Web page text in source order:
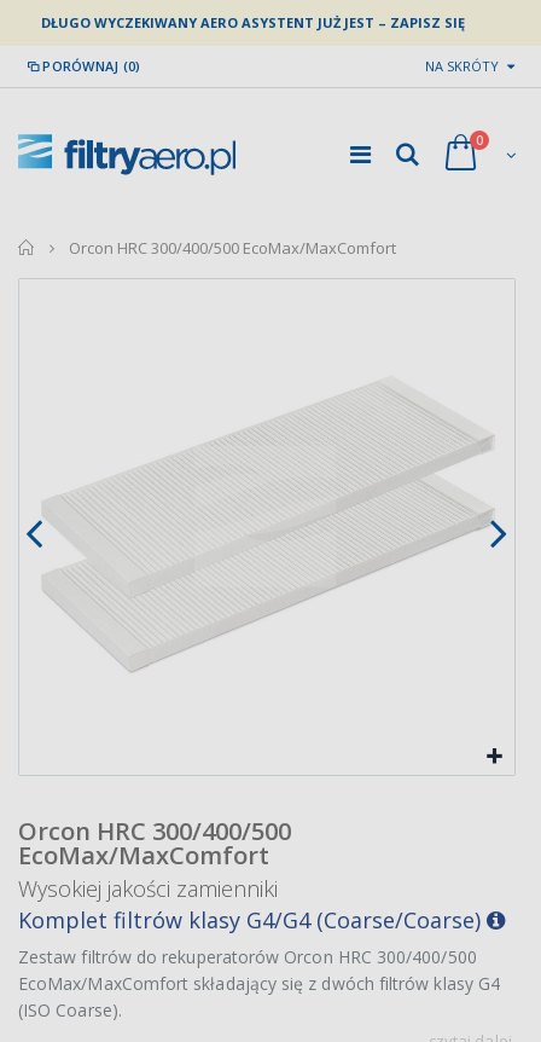
DŁUGO WYCZEKIWANY AERO ASYSTENT JUŻ JEST – ZAPISZ SIĘ
PORÓWNAJ (0) NA SKRÓTY
0
home
Orcon HRC 300/400/500 EcoMax/MaxComfort
Orcon HRC 300/400/500
EcoMax/MaxComfort
Wysokiej jakości zamienniki
Komplet filtrów klasy G4/G4 (Coarse/Coarse)
Zestaw filtrów do rekuperatorów Orcon HRC 300/400/500
EcoMax/MaxComfort składający się z dwóch filtrów klasy G4
(ISO Coarse).